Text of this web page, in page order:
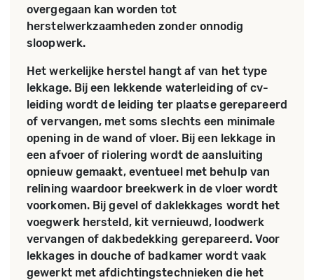
overgegaan kan worden tot
herstelwerkzaamheden zonder onnodig
sloopwerk.
Het werkelijke herstel hangt af van het type
lekkage. Bij een lekkende waterleiding of cv-
leiding wordt de leiding ter plaatse gerepareerd
of vervangen, met soms slechts een minimale
opening in de wand of vloer. Bij een lekkage in
een afvoer of riolering wordt de aansluiting
opnieuw gemaakt, eventueel met behulp van
relining waardoor breekwerk in de vloer wordt
voorkomen. Bij gevel of daklekkages wordt het
voegwerk hersteld, kit vernieuwd, loodwerk
vervangen of dakbedekking gerepareerd. Voor
lekkages in douche of badkamer wordt vaak
gewerkt met afdichtingstechnieken die het